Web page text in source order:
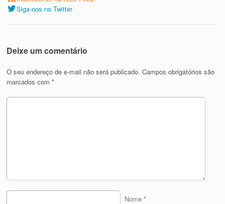
Siga-nos no Twitter
Deixe um comentário
O seu endereço de e-mail não será publicado. Campos obrigatórios são
marcados com*
Nome *